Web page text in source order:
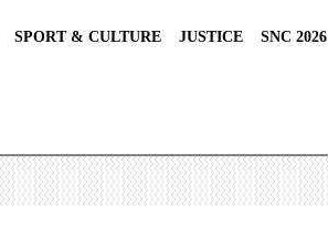
SPORT & CULTURE JUSTICE SNC 2026